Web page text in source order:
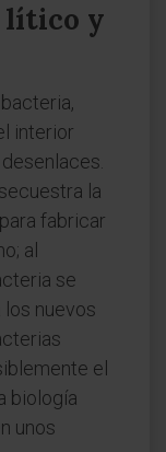
lítico y
interior
la
fabricar
al
se
los nuevos
el
biología
unos